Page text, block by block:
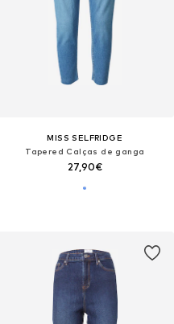
MISS SELFRIDGE
Tapered Calças de ganga
27,90€